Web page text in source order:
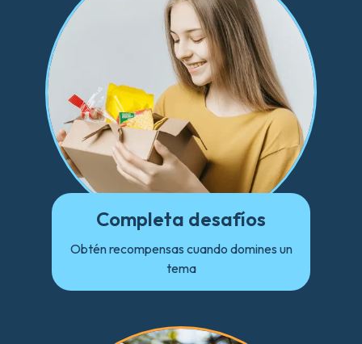
Completa desafíos
Obtén recompensas cuando domines un
tema